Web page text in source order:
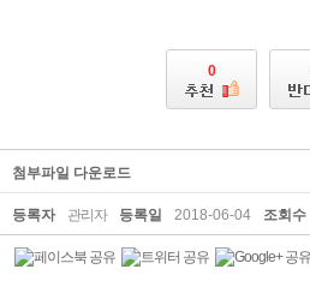
0
첨부파일 다운로드
등록자 관리자 등록일 2018-06-04 조회수